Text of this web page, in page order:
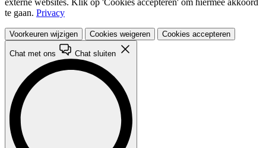
externe websites. Klik op 'Cookies accepteren' om hiermee akkoord
te gaan. Privacy
Voorkeuren wijzigen Cookies weigeren Cookies accepteren
Chat met ons Chat sluiten